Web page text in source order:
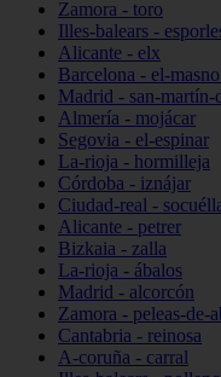
Zamora - toro
Illes-balears -
Alicante - elx
Barcelona - el-
Madrid - san-martín-
Almería - mojácar
Segovia - el-espinar
La-rioja - hormilleja
Córdoba - iznájar
Ciudad-real -
Alicante - petrer
Bizkaia - zalla
La-rioja - ábalos
Madrid - alcorcón
Zamora - peleas-de-
Cantabria - reinosa
A-coruña - carral